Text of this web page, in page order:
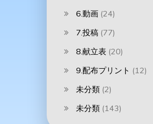
6.動画(24)
7.投稿(77)
8.献立表 (20)
9.配布プリント (12)
未分類(2)
未分類(143)